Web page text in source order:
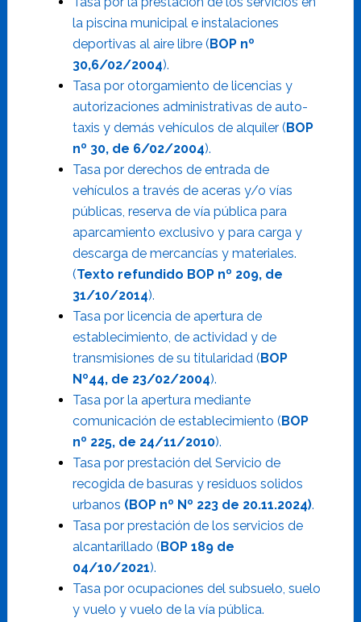
la piscina municipal e instalaciones
deportivas al aire libre (BOP nº
30,6/02/2004).
Tasa por otorgamiento de licencias y
autorizaciones administrativas de auto-
taxis y demás vehículos de alquiler (BOP
nº 30, de 6/02/2004).
Tasa por derechos de entrada de
vehículos a través de aceras y/o vías
públicas, reserva de vía pública para
aparcamiento exclusivo y para carga y
descarga de mercancías y materiales.
(Texto refundido BOP nº 209, de
31/10/2014).
Tasa por licencia de apertura de
establecimiento, de actividad y de
transmisiones de su titularidad (BOP
Nº44, de 23/02/2004).
Tasa por la apertura mediante
comunicación de establecimiento (BOP
nº 225, de 24/11/2010).
Tasa por prestación del Servicio de
recogida de basuras y residuos solidos
urbanos (BOP nº Nº 223 de 20.11.2024).
Tasa por prestación de los servicios de
alcantarillado (BOP 189 de
04/10/2021).
Tasa por ocupaciones del subsuelo, suelo
y vuelo y vuelo de la vía pública.